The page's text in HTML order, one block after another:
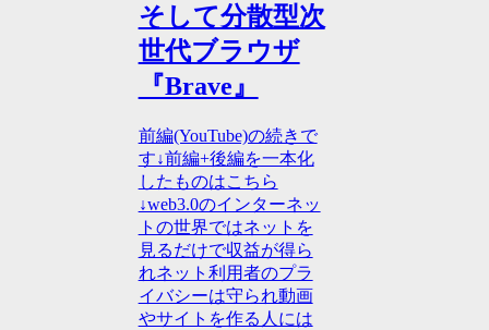
そして分散型次
世代ブラウザ
『Brave』
前編(YouTube)の続きで
す↓前編+後編を一本化
したものはこちら
↓web3.0のインターネッ
トの世界ではネットを
見るだけで収益が得ら
れネット利用者のプラ
イバシーは守られ動画
やサイトを作る人には